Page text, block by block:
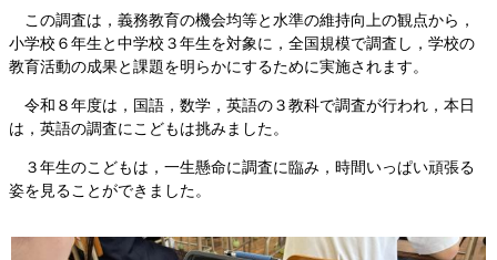
この調査は，義務教育の機会均等と水準の維持向上の観点から，
小学校６年生と中学校３年生を対象に，全国規模で調査し，学校の
教育活動の成果と課題を明らかにするために実施されます。
令和８年度は，国語，数学，英語の３教科で調査が行われ，本日
は，英語の調査にこどもは挑みました。
３年生のこどもは，一生懸命に調査に臨み，時間いっぱい頑張る
姿を見ることができました。